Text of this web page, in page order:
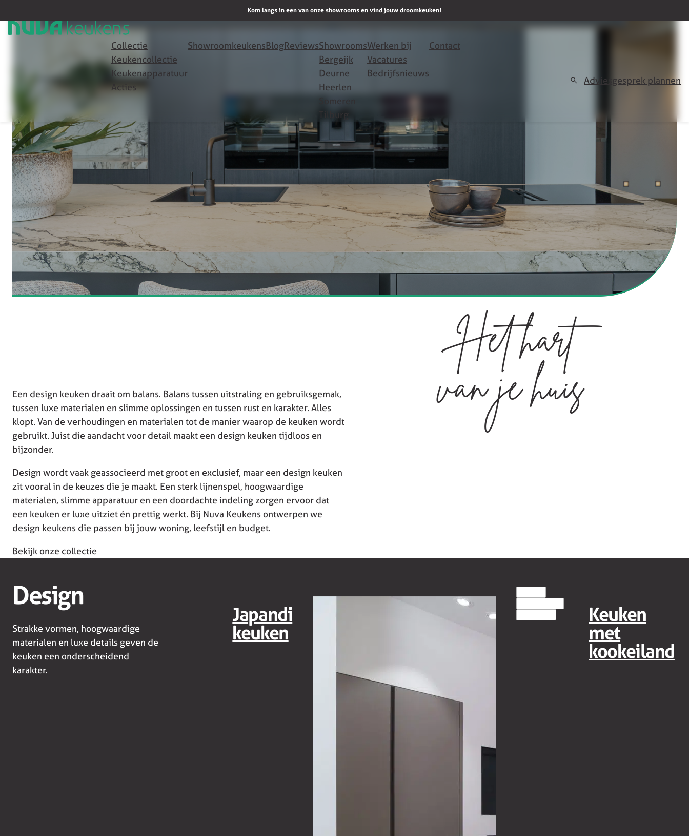
Kom langs in een van onze showrooms en vind jouw droomkeuken!
Collectie
Keukencollectie
Keukenapparatuur
Acties
ShowroomkeukensBlogReviewsShowrooms
Bergeijk
Deurne
Heerlen
Someren
Werken bij
Vacatures
Bedrijfsnieuws
Contact
Adviesgesprek plannen
Een design keuken draait om balans. Balans tussen uitstraling en gebruiksgemak,
tussen luxe materialen en slimme oplossingen en tussen rust en karakter. Alles
klopt. Van de verhoudingen en materialen tot de manier waarop de keuken wordt
gebruikt. Juist die aandacht voor detail maakt een design keuken tijdloos en
bijzonder.
Design wordt vaak geassocieerd met groot en exclusief, maar een design keuken
zit vooral in de keuzes die je maakt. Een sterk lijnenspel, hoogwaardige
materialen, slimme apparatuur en een doordachte indeling zorgen ervoor dat
een keuken er luxe uitziet én prettig werkt. Bij Nuva Keukens ontwerpen we
design keukens die passen bij jouw woning, leefstijl en budget.
Bekijk onze collectie
Het hart
van je huis
Design
Strakke vormen, hoogwaardige
materialen en luxe details geven de
keuken een onderscheidend
karakter.
Japandi
keuken
Keuken
met
kookeiland